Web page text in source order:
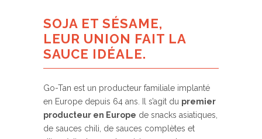
SOJA ET SÉSAME,
LEUR UNION FAIT LA
SAUCE IDÉALE.
Go-Tan est un producteur familiale implanté
en Europe depuis 64 ans. Il s’agit du premier
producteur en Europe de snacks asiatiques,
de sauces chili, de sauces complètes et